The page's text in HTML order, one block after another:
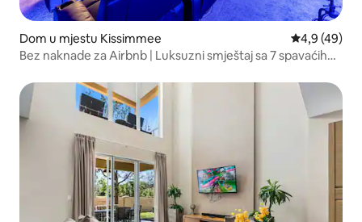
Dom u mjestu Kissimmee Prosječna
4,9 (49)
Bez naknade za Airbnb | Luksuzni smještaj sa 7 spavaćih